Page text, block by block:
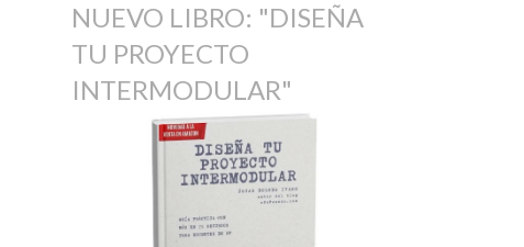
NUEVO LIBRO: "DISEÑA
TU PROYECTO
INTERMODULAR"